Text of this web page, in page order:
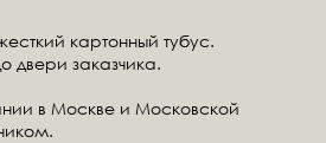
картонный тубус.
двери заказчика.
в Москве и Московской